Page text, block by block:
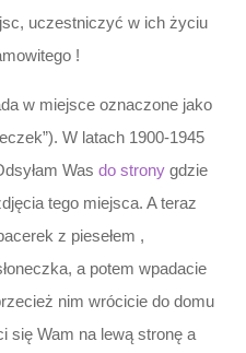
uczestniczyć w ich życiu
!
w miejsce oznaczone jako
W latach 1900-1945
Was do strony gdzie
tego miejsca. A teraz
z piesełem ,
a potem wpadacie
nim wrócicie do domu
się Wam na lewą stronę a